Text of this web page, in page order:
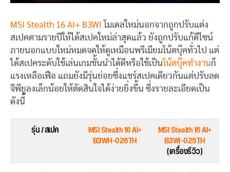
MSI Stealth 16 AI+ B3WI
โมเดลใหม่นอกจากถูกปรับแต่ง
สเปคตามรายปีให้ได้สเปคใหม่ล่าสุดแล้ว ยังถูกปรับแก้ดีไซน์
ภายนอกแบบใหม่หมดจดให้ดูเหมือนพรีเมียมโน้ตบุ๊คทั่วไป แต่
ได้สเปคระดับใช้เล่นเกมชั้นนำได้ดีหรือใช้เป็นโน้ตบุ๊คทำงานก็
แรงเหลือเฟือ แถมยังมีรุ่นย่อยซึ่งแชร์สเปคเดียวกันแต่ปรับลด
จีพียูลงเล็กน้อยให้ตัดสินใจได้ง่ายยิ่งขึ้น ซึ่งรายละเอียดเป็น
ดังนี้
รุ่น / สเปค MSI Stealth 16 AI+
B3WH-026TH
MSI Stealth 16 AI+
B3WI-025TH
(เครื่องรีวิว)